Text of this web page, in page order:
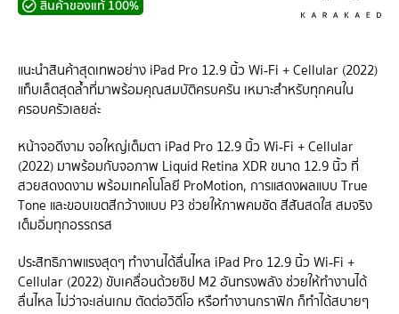
สินค้าของแท้ 100%
แนะนำสินค้าสุดเทพอย่าง iPad Pro 12.9 นิ้ว Wi‑Fi + Cellular (2022)
แท็บเล็ตสุดล้ำที่มาพร้อมคุณสมบัติครบครัน เหมาะสำหรับทุกคนใน
ครอบครัวเลยล่ะ
หน้าจอดีงาม จอใหญ่เต็มตา iPad Pro 12.9 นิ้ว Wi‑Fi + Cellular
(2022) มาพร้อมกับจอภาพ Liquid Retina XDR ขนาด 12.9 นิ้ว ที่
สวยสดงดงาม พร้อมเทคโนโลยี ProMotion, การแสดงผลแบบ True
Tone และขอบเขตสีกว้างแบบ P3 ช่วยให้ภาพคมชัด สีสันสดใส สมจริง
เต็มอิ่มทุกอรรถรส
ประสิทธิภาพแรงสุดๆ ทำงานได้ลื่นไหล iPad Pro 12.9 นิ้ว Wi‑Fi +
Cellular (2022) ขับเคลื่อนด้วยชิป M2 อันทรงพลัง ช่วยให้ทำงานได้
ลื่นไหล ไม่ว่าจะเล่นเกม ตัดต่อวิดีโอ หรือทำงานกราฟิก ก็ทำได้สบายๆ